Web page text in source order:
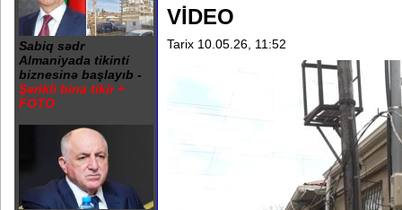
Sabiq sədr
Almaniyada tikinti
biznesinə başlayıb -
Şərikli bina tikir +
FOTO
VİDEO
Tarix 10.05.26, 11:52